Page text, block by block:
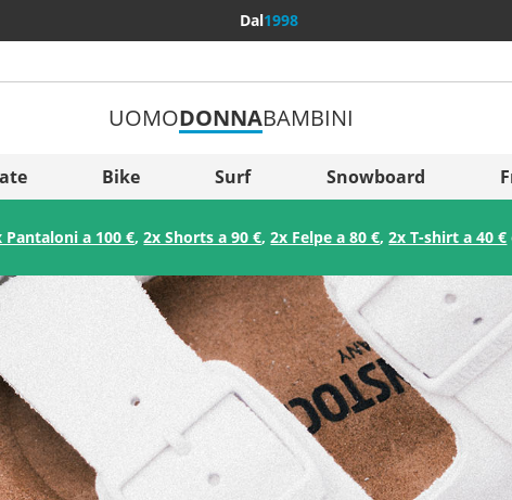
Dal1998
Slovenija
België (Nederlands)
Belgique (Français)
UOMODONNABAMBINI
Bike Surf Snowboard
Pantaloni a 100 €,2x Shorts a 90 €,2x Felpe a 80 €,2x T-shirt a 40 €